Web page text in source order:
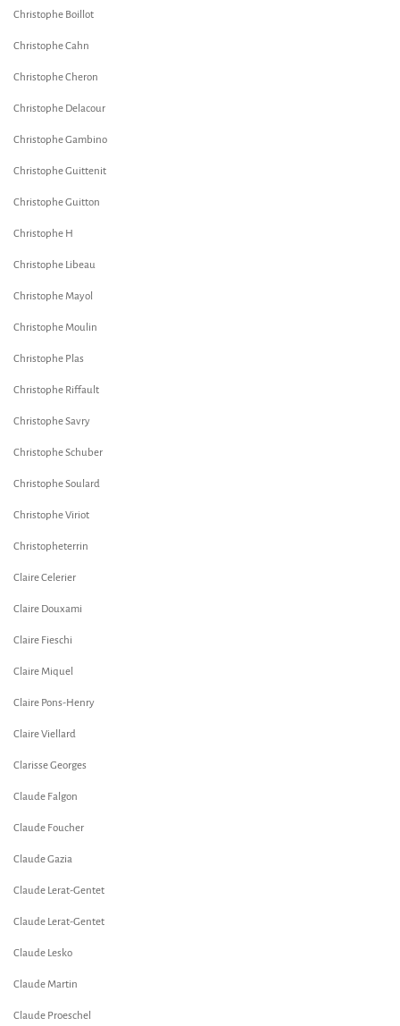
Christophe Boillot
Christophe Cahn
Christophe Cheron
Christophe Delacour
Christophe Gambino
Christophe Guittenit
Christophe Guitton
Christophe H
Christophe Libeau
Christophe Mayol
Christophe Moulin
Christophe Plas
Christophe Riffault
Christophe Savry
Christophe Schuber
Christophe Soulard
Christophe Viriot
Christopheterrin
Claire Celerier
Claire Douxami
Claire Fieschi
Claire Miquel
Claire Pons-Henry
Claire Viellard
Clarisse Georges
Claude Falgon
Claude Foucher
Claude Gazia
Claude Lerat-Gentet
Claude Lerat-Gentet
Claude Lesko
Claude Martin
Claude Proeschel